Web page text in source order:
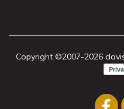
Copyright ©2007-2026